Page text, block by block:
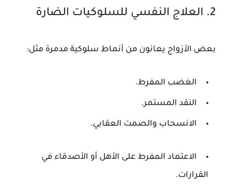
2. العلاج النفسي للسلوكيات الضارة
بعض الأزواج يعانون من أنماط سلوكية مدمرة مثل:
الغضب المفرط.
النقد المستمر.
الانسحاب والصمت العقابي.
الاعتماد المفرط على الأهل أو الأصدقاء في
القرارات.